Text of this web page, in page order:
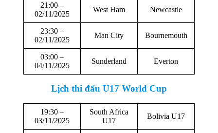
21:00 –
02/11/2025
West Ham Newcastle
23:30 –
02/11/2025
Man City Bournemouth
03:00 –
04/11/2025
Sunderland Everton
Lịch thi đấu U17 World Cup
19:30 –
03/11/2025
South Africa
U17
Bolivia U17